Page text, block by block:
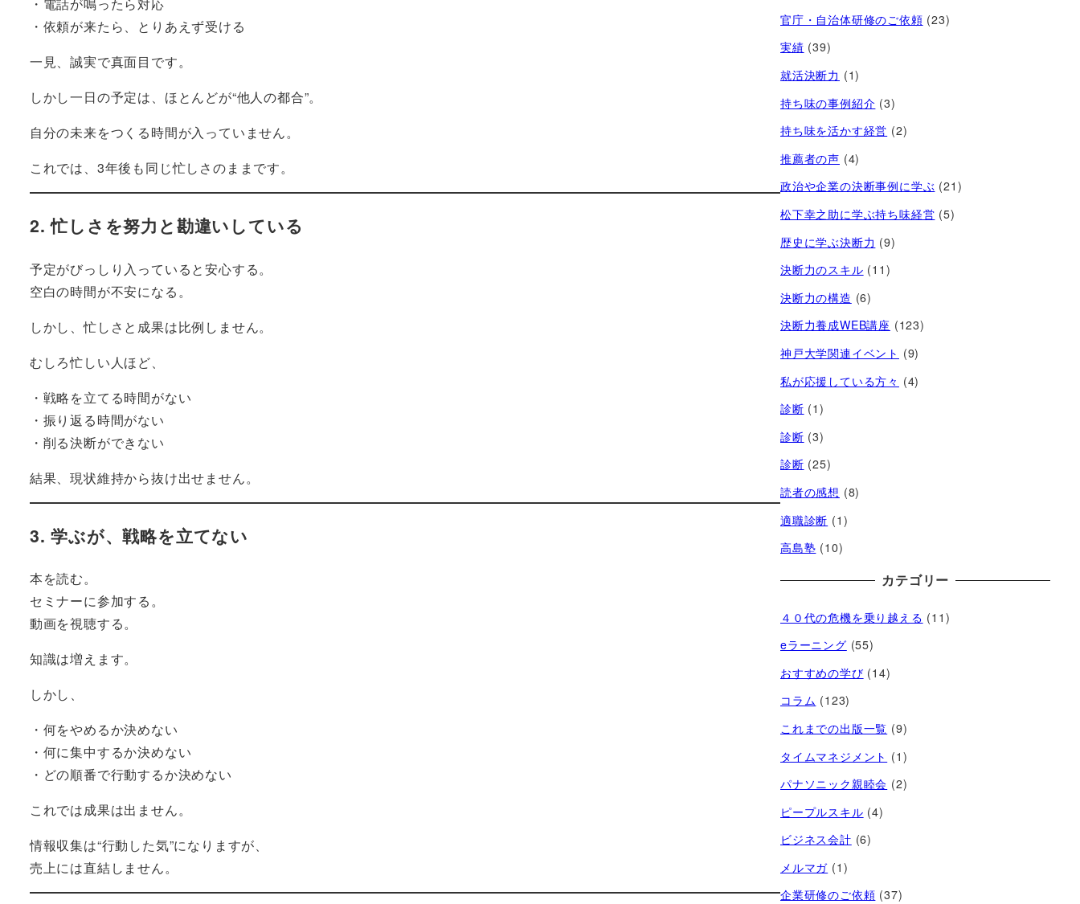
・依頼が来たら、とりあえず受ける
一見、誠実で真面目です。
しかし一日の予定は、ほとんどが“他人の都合”。
自分の未来をつくる時間が入っていません。
これでは、3年後も同じ忙しさのままです。
2. 忙しさを努力と勘違いしている
予定がびっしり入っていると安心する。
空白の時間が不安になる。
しかし、忙しさと成果は比例しません。
むしろ忙しい人ほど、
・戦略を立てる時間がない
・振り返る時間がない
・削る決断ができない
結果、現状維持から抜け出せません。
3. 学ぶが、戦略を立てない
本を読む。
セミナーに参加する。
動画を視聴する。
知識は増えます。
しかし、
・何をやめるか決めない
・何に集中するか決めない
・どの順番で行動するか決めない
これでは成果は出ません。
情報収集は“行動した気”になりますが、
売上には直結しません。
官庁・自治体研修のご依頼 (23)
実績 (39)
就活決断力 (1)
持ち味の事例紹介 (3)
持ち味を活かす経営​ (2)
推薦者の声 (4)
政治や企業の決断事例に学ぶ (21)
松下幸之助に学ぶ持ち味経営 (5)
歴史に学ぶ決断力 (9)
決断力のスキル (11)
決断力の構造 (6)
決断力養成WEB講座 (123)
神戸大学関連イベント (9)
私が応援している方々 (4)
診断 (1)
診断 (3)
診断 (25)
読者の感想 (8)
適職診断 (1)
高島塾 (10)
カテゴリー
４０代の危機を乗り越える (11)
eラーニング (55)
おすすめの学び (14)
コラム (123)
これまでの出版一覧 (9)
タイムマネジメント (1)
パナソニック親睦会 (2)
ピープルスキル (4)
ビジネス会計 (6)
メルマガ (1)
企業研修のご依頼 (37)